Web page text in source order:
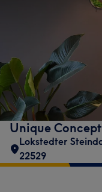
Unique
Lokstedter
22529